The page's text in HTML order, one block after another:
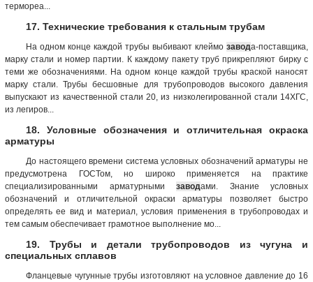
термореа...
17. Технические требования к стальным трубам
На одном конце каждой трубы выбивают клеймо завода-поставщика,
марку стали и номер партии. К каждому пакету труб прикрепляют бирку с
теми же обозначениями. На одном конце каждой трубы краской наносят
марку стали. Трубы бесшовные для трубопроводов высокого давления
выпускают из качественной стали 20, из низколегированной стали 14ХГС,
из легиров...
18. Условные обозначения и отличительная окраска
арматуры
До настоящего времени система условных обозначений арматуры не
предусмотрена ГОСТом, но широко применяется на практике
специализированными арматурными заводами. Знание условных
обозначений и отличительной окраски арматуры позволяет быстро
определять ее вид и материал, условия применения в трубопроводах и
тем самым обеспечивает грамотное выполнение мо...
19. Трубы и детали трубопроводов из чугуна и
специальных сплавов
Фланцевые чугунные трубы изготовляют на условное давление до 16